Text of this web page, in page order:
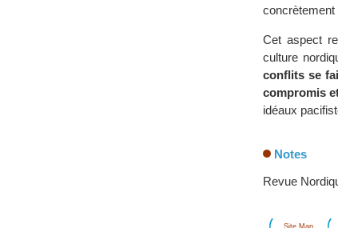
concrètement
Cet aspect
culture
conflits se
compromis
idéaux
Notes
Revue
Site Map